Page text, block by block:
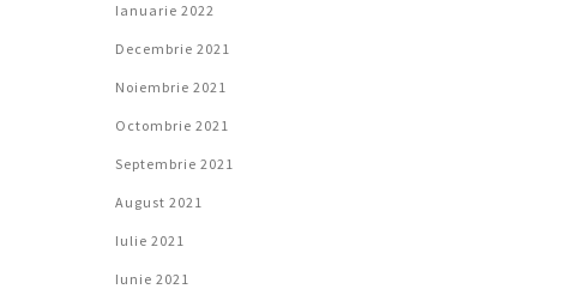
Ianuarie 2022
Decembrie 2021
Noiembrie 2021
Octombrie 2021
Septembrie 2021
August 2021
Iulie 2021
Iunie 2021